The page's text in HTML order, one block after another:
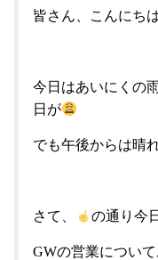
皆さん、こんにち
今日はあいにくの
日が
でも午後からは晴
さて、 の通り今
GWの営業につい